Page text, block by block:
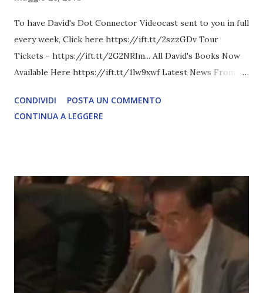
To have David's Dot Connector Videocast sent to you in full
every week, Click here https://ift.tt/2szzGDv Tour
Tickets - https://ift.tt/2G2NRIm... All David's Books Now
Available Here https://ift.tt/1lw9xwf Latest News From
COMPLETO - fonte
CONDIVIDI
POSTA UN COMMENTO
CONTINUA A LEGGERE